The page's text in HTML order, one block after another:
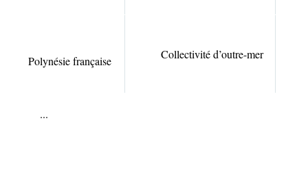
Polynésie française Collectivité d’outre-mer
...